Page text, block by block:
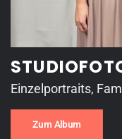
Einzelportraits,
Zum Album